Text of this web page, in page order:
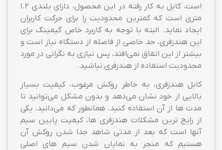
است، کابل به کار رفته در این محصول، دارای بلندی 1.2
متری است که کمترین محدودیت را برای حرکت کاربران
ایجاد نماید. البته با توجه به کاربرد خاص گیمینگ برای
این هندزفری، حد خاصی از فاصله از دستگاه نیاز است و
بیشتر از این اتفاق نمی‌افتد، پس نیازی به نگرانی در مورد
محدودیت استفاده از هندزفری نباشید.
کابل هندزفری، به خاطر روکش مرغوب، کیفیت بسیار
بالایی از خود نشان می‌دهد و بدون مشکل می‌توانید تا
مدت ها از آن استفاده کنید. همانطور که می‌دانید، یکی
از رایج ترین مشکلات هندزفری ها، کیفیت پایین سیم
آنها است که بعد از مدتی شاهد جدا شدن روکش آن
هستیم که منجر به نمایان شدن سیم های اصلی